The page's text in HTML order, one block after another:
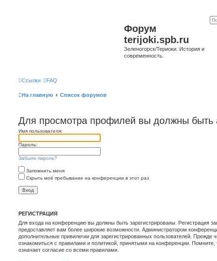
Форум
terijoki.spb.ru
Зеленогорск/Териоки. История и
современность.
Ссылки FAQ
На главную Список форумов
Для просмотра профилей вы должны быть
Имя пользователя:
Пароль:
Забыли пароль?
Запомнить меня
Скрыть моё пребывание на конференции в этот раз
РЕГИСТРАЦИЯ
Для входа на конференцию вы должны быть зарегистрированы. Регистрация
предоставляет вам более широкие возможности. Администратором
дополнительные привилегии для зарегистрированных пользователей. Прежде
ознакомиться с правилами и политикой, принятыми на конференции.
означает согласие со всеми правилами.